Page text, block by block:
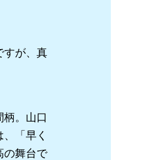
すが、真
。山口
「早く
の舞台で